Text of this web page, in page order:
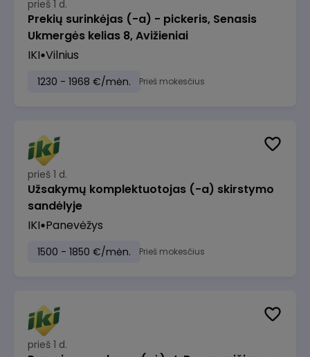
prieš 1 d.
Prekių surinkėjas (-a) - pickeris, Senasis
Ukmergės kelias 8, Avižieniai
IKI Vilnius
1230 - 1968 €/mėn. Prieš mokesčius
prieš 1 d.
Užsakymų komplektuotojas (-a) skirstymo
sandėlyje
IKI Panevėžys
1500 - 1850 €/mėn. Prieš mokesčius
prieš 1 d.